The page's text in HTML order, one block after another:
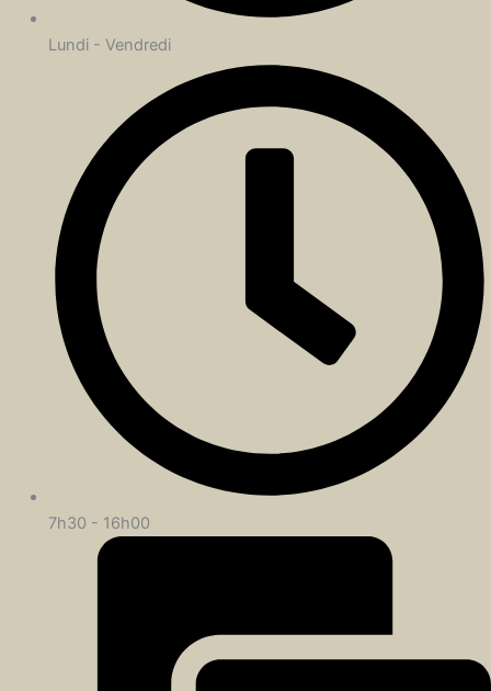
Lundi - Vendredi
7h30 - 16h00